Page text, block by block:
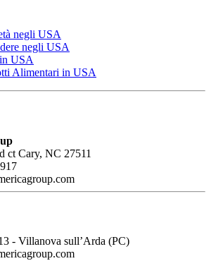
negli USA
negli USA
USA
Alimentari in USA
ct Cary, NC 27511
- Villanova sull’Arda (PC)